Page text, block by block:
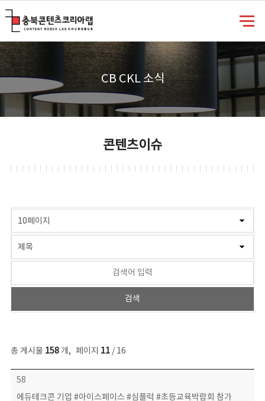
CB CKL 소식
콘텐츠이슈
총 게시물 158개, 페이지 11/ 16
콘텐츠이슈 목록 - 번호, 제목, 작성자, 파일, 조회수, 작성일 정보 제공
58
에듀테크콘 기업 #아이스페이스 #심플럭 #초등교육박람회 참가